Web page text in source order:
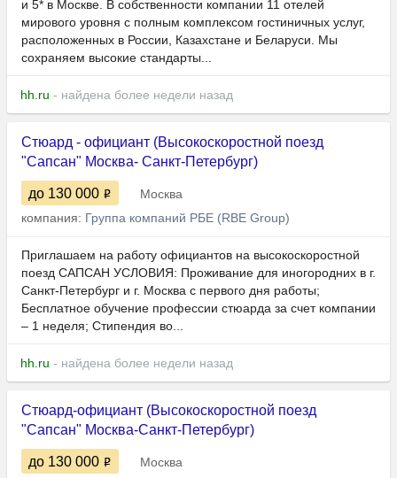
и 5* в Москве. В собственности компании 11 отелей
мирового уровня с полным комплексом гостиничных услуг,
расположенных в России, Казахстане и Беларуси. Мы
сохраняем высокие стандарты...
hh.ru - найдена более недели назад
Стюард - официант (Высокоскоростной поезд
"Сапсан" Москва- Санкт-Петербург)
до 130 000
Москва
компания: Группа компаний РБЕ (RBE Group)
Приглашаем на работу официантов на высокоскоростной
поезд САПСАН УСЛОВИЯ: Проживание для иногородних в г.
Санкт-Петербург и г. Москва с первого дня работы;
Бесплатное обучение профессии стюарда за счет компании
– 1 неделя; Стипендия во...
hh.ru - найдена более недели назад
Стюард-официант (Высокоскоростной поезд
"Сапсан" Москва-Санкт-Петербург)
до 130 000
Москва